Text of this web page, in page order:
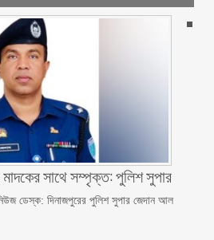
সাথে সম্পৃক্ত: পুলিশ সুপার
ডেস্ক: দিনাজপুরের পুলিশ সুপার জেদান আল